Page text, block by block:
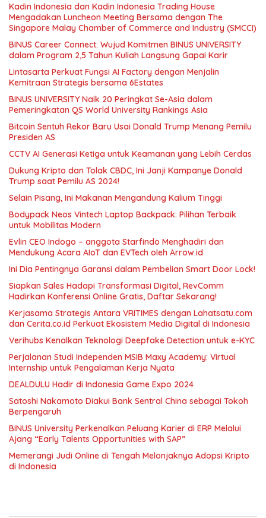
Kadin Indonesia dan Kadin Indonesia Trading House
Mengadakan Luncheon Meeting Bersama dengan The
Singapore Malay Chamber of Commerce and Industry (SMCCI)
BINUS Career Connect: Wujud Komitmen BINUS UNIVERSITY
dalam Program 2,5 Tahun Kuliah Langsung Gapai Karir
Lintasarta Perkuat Fungsi AI Factory dengan Menjalin
Kemitraan Strategis bersama 6Estates
BINUS UNIVERSITY Naik 20 Peringkat Se-Asia dalam
Pemeringkatan QS World University Rankings Asia
Bitcoin Sentuh Rekor Baru Usai Donald Trump Menang Pemilu
Presiden AS
CCTV AI Generasi Ketiga untuk Keamanan yang Lebih Cerdas
Dukung Kripto dan Tolak CBDC, Ini Janji Kampanye Donald
Trump saat Pemilu AS 2024!
Selain Pisang, Ini Makanan Mengandung Kalium Tinggi
Bodypack Neos Vintech Laptop Backpack: Pilihan Terbaik
untuk Mobilitas Modern
Evlin CEO Indogo – anggota Starfindo Menghadiri dan
Mendukung Acara AIoT dan EVTech oleh Arrow.id
Ini Dia Pentingnya Garansi dalam Pembelian Smart Door Lock!
Siapkan Sales Hadapi Transformasi Digital, RevComm
Hadirkan Konferensi Online Gratis, Daftar Sekarang!
Kerjasama Strategis Antara VRITIMES dengan Lahatsatu.com
dan Cerita.co.id Perkuat Ekosistem Media Digital di Indonesia
Verihubs Kenalkan Teknologi Deepfake Detection untuk e-KYC
Perjalanan Studi Independen MSIB Maxy Academy: Virtual
Internship untuk Pengalaman Kerja Nyata
DEALDULU Hadir di Indonesia Game Expo 2024
Satoshi Nakamoto Diakui Bank Sentral China sebagai Tokoh
Berpengaruh
BINUS University Perkenalkan Peluang Karier di ERP Melalui
Ajang “Early Talents Opportunities with SAP”
Memerangi Judi Online di Tengah Melonjaknya Adopsi Kripto
di Indonesia